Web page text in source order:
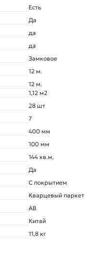
Есть
Да
да
да
Замковое
12 м.
12 м.
1,12 м2
28 шт
7
400 мм
100 мм
144 кв.м.
Да
С покрытием
Кварцевый паркет
AB
Китай
11,8 кг